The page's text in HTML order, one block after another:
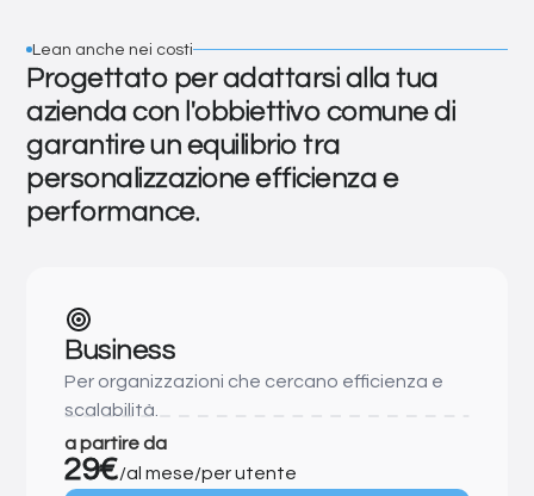
Lean anche nei costi
Progettato per adattarsi alla tua
azienda con l'obbiettivo comune di
garantire un equilibrio tra
personalizzazione efficienza e
performance.
Business
Per organizzazioni che cercano efficienza e
scalabilità.
a partire da
29€/al mese/per utente